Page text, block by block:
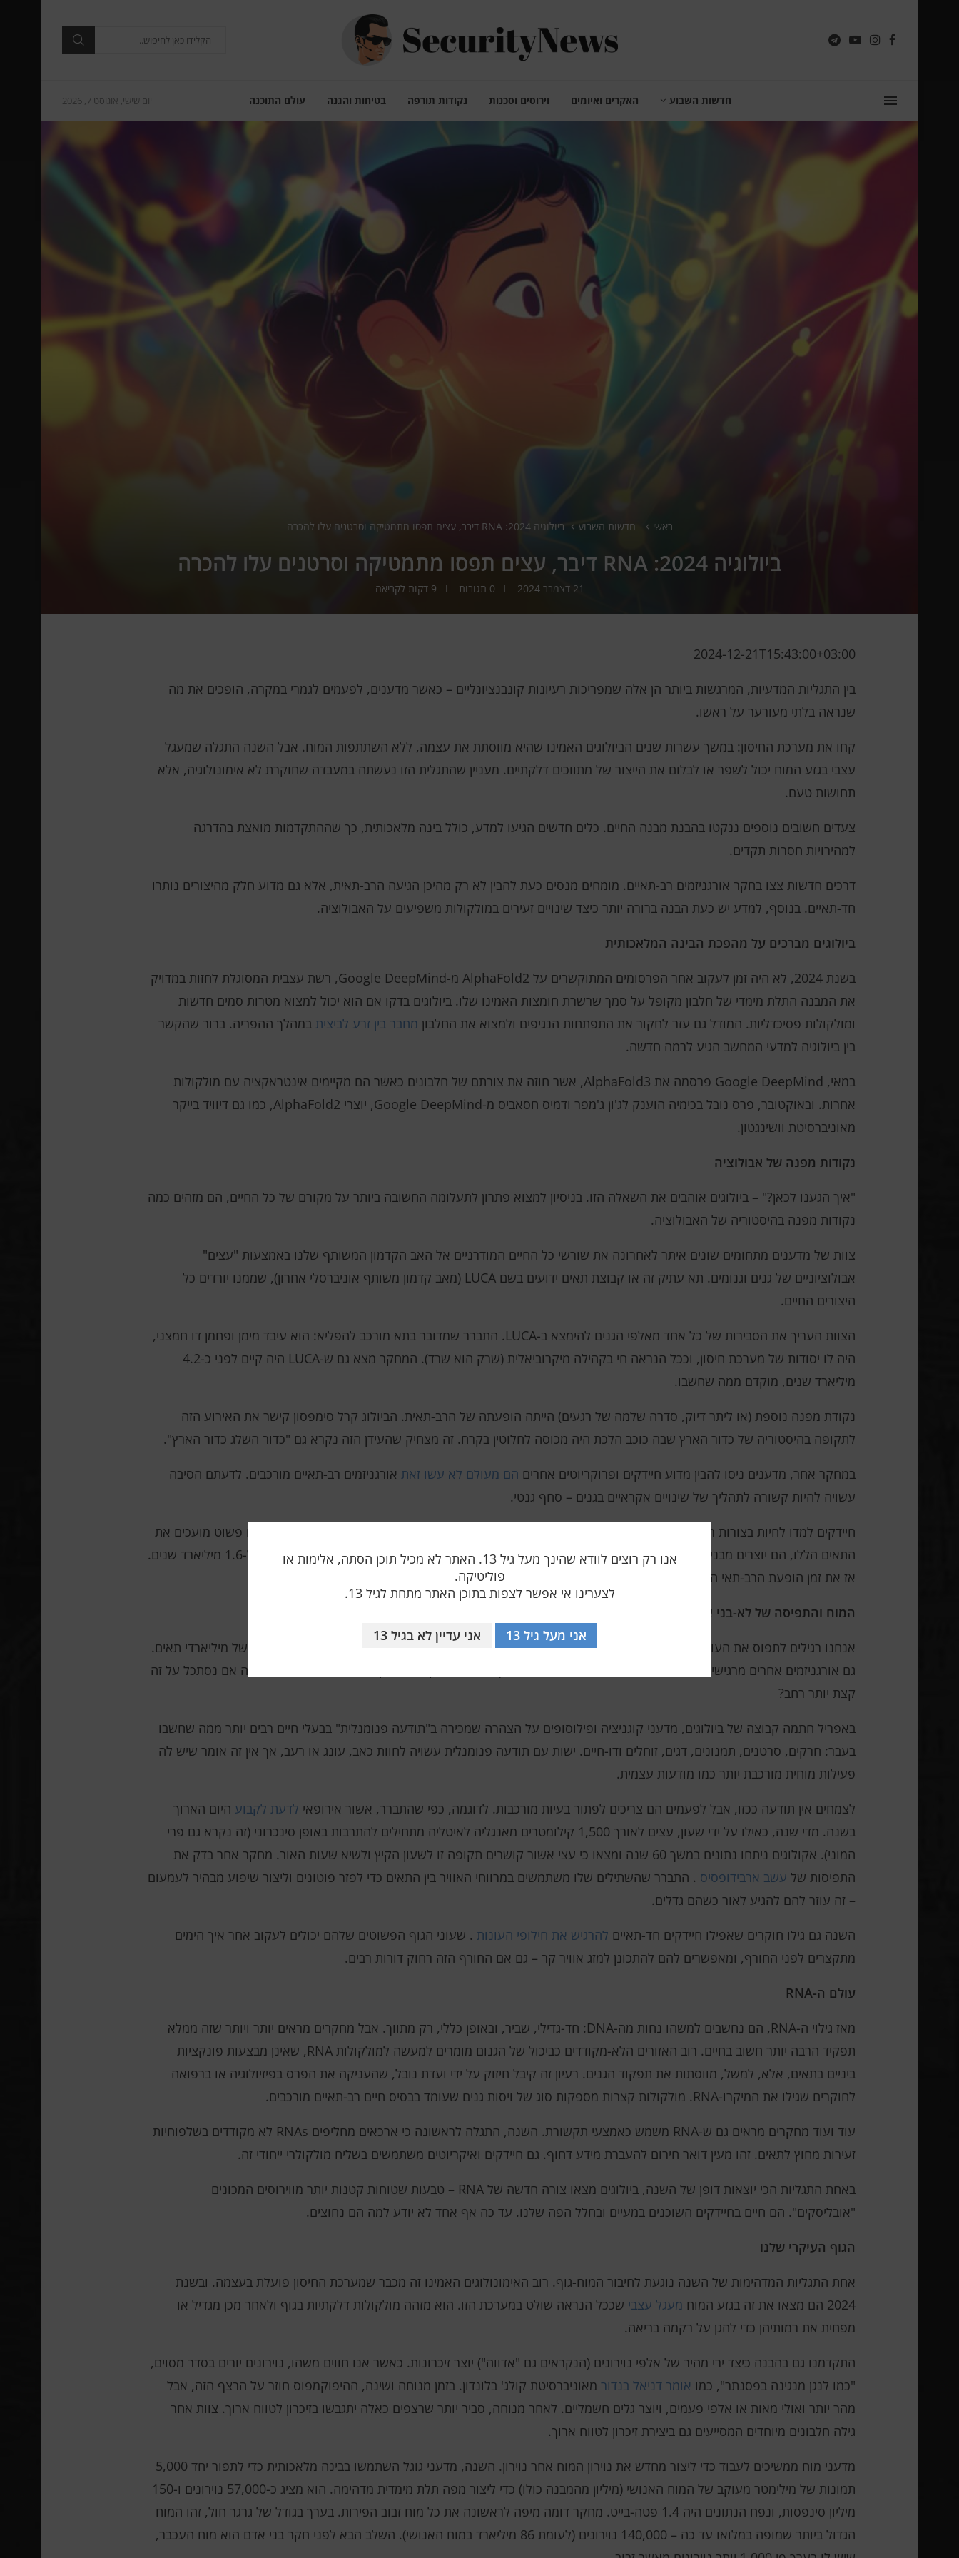
אנו רק רוצים לוודא שהינך מעל גיל 13. האתר לא מכיל תוכן הסתה, אלימות או
פוליטיקה.
לצערינו אי אפשר לצפות בתוכן האתר מתחת לגיל 13.
אני מעל גיל 13 אני עדיין לא בגיל 13
חדשות השבוע האקרים ואיומים וירוסים וסכנות נקודות תורפה בטיחות והגנה עולם התוכנה יום שישי, אוגוסט 7, 2026
ראשי חדשות השבוע ביולוגיה 2024: RNA דיבר, עצים תפסו מתמטיקה וסרטנים עלו להכרה
ביולוגיה 2024: RNA דיבר, עצים תפסו מתמטיקה וסרטנים עלו להכרה
21 דצמבר 2024 0 תגובות 9 דקות לקריאה
2024-12-21T15:43:00+03:00
בין התגליות המדעיות, המרגשות ביותר הן אלה שמפריכות רעיונות קונבנציונליים – כאשר מדענים, לפעמים לגמרי במקרה, הופכים את מה
שנראה בלתי מעורער על ראשו.
קחו את מערכת החיסון: במשך עשרות שנים הביולוגים האמינו שהיא מווסתת את עצמה, ללא השתתפות המוח. אבל השנה התגלה שמעגל
עצבי בגזע המוח יכול לשפר או לבלום את הייצור של מתווכים דלקתיים. מעניין שהתגלית הזו נעשתה במעבדה שחוקרת לא אימונולוגיה, אלא
תחושות טעם.
צעדים חשובים נוספים ננקטו בהבנת מבנה החיים. כלים חדשים הגיעו למדע, כולל בינה מלאכותית, כך שההתקדמות מואצת בהדרגה
למהירויות חסרות תקדים.
דרכים חדשות צצו בחקר אורגניזמים רב-תאיים. מומחים מנסים כעת להבין לא רק מהיכן הגיעה הרב-תאית, אלא גם מדוע חלק מהיצורים נותרו
חד-תאיים. בנוסף, למדע יש כעת הבנה ברורה יותר כיצד שינויים זעירים במולקולות משפיעים על האבולוציה.
ביולוגים מברכים על מהפכת הבינה המלאכותית
בשנת 2024, לא היה זמן לעקוב אחר הפרסומים המתוקשרים על AlphaFold2 מ-Google DeepMind, רשת עצבית המסוגלת לחזות במדויק
את המבנה התלת מימדי של חלבון מקופל על סמך שרשרת חומצות האמינו שלו. ביולוגים בדקו אם הוא יכול למצוא מטרות סמים חדשות
ומולקולות פסיכדליות. המודל גם עזר לחקור את התפתחות הנגיפים ולמצוא את החלבון מחבר בין זרע לביצית במהלך ההפריה. ברור שהקשר
בין ביולוגיה למדעי המחשב הגיע לרמה חדשה.
במאי, Google DeepMind פרסמה את AlphaFold3, אשר חוזה את צורתם של חלבונים כאשר הם מקיימים אינטראקציה עם מולקולות
אחרות. ובאוקטובר, פרס נובל בכימיה הוענק לג'ון ג'מפר ודמיס חסאביס מ-Google DeepMind, יוצרי AlphaFold2, כמו גם דיוויד בייקר
מאוניברסיטת וושינגטון.
נקודות מפנה של אבולוציה
"איך הגענו לכאן?" – ביולוגים אוהבים את השאלה הזו. בניסיון למצוא פתרון לתעלומה החשובה ביותר על מקורם של כל החיים, הם מזהים כמה
נקודות מפנה בהיסטוריה של האבולוציה.
צוות של מדענים מתחומים שונים איתר לאחרונה את שורשי כל החיים המודרניים אל האב הקדמון המשותף שלנו באמצעות "עצים"
אבולוציוניים של גנים וגנומים. תא עתיק זה או קבוצת תאים ידועים בשם LUCA (מאב קדמון משותף אוניברסלי אחרון), שממנו יורדים כל
היצורים החיים.
הצוות העריך את הסבירות של כל אחד מאלפי הגנים להימצא ב-LUCA. התברר שמדובר בתא מורכב להפליא: הוא עיבד מימן ופחמן דו חמצני,
היה לו יסודות של מערכת חיסון, וככל הנראה חי בקהילה מיקרוביאלית (שרק הוא שרד). המחקר מצא גם ש-LUCA היה קיים לפני כ-4.2
מיליארד שנים, מוקדם ממה שחשבו.
נקודת מפנה נוספת (או ליתר דיוק, סדרה שלמה של רגעים) הייתה הופעתה של הרב-תאית. הביולוג קרל סימפסון קישר את האירוע הזה
לתקופה בהיסטוריה של כדור הארץ שבה כוכב הלכת היה מכוסה לחלוטין בקרח. זה מצחיק שהעידן הזה נקרא גם "כדור השלג כדור הארץ".
במחקר אחר, מדענים ניסו להבין מדוע חיידקים ופרוקריוטים אחרים הם מעולם לא עשו זאת אורגניזמים רב-תאיים מורכבים. לדעתם הסיבה
עשויה להיות קשורה לתהליך של שינויים אקראיים בגנים – סחף גנטי.
חיידקים למדו לחיות בצורות רב-תאיות פשוטות, כמו במושבות, אבל זה מעולם לא נראה בארכאה – עד השנה התגלה שאם פשוט מועכים את
התאים הללו, הם יוצרים מבנים דמויי רקמה רב-תאית. ובסין, מדענים מצאו מאובנים של אוקריוטים רב-תאיים המתוארכים ל-1.6 מיליארד שנים.
אז את זמן הופעת הרב-תאי האיקריוטי היה צריך להזיז אחורה עד לפני 600 מיליון שנה.
המוח והתפיסה של לא-בני אדם
אנחנו רגילים לתפוס את העולם בצורה מסוימת: אנחנו רואים בעיניים, שומעים באוזניים וחושבים עם איבר מורכב להפליא של מיליארדי תאים.
גם אורגניזמים אחרים מרגישים, תופסים ומגיבים לעולם הסובב אותם, אך יכול להיות קשה לדמיין את החוויה שלהם. אבל מה אם נסתכל על זה
קצת יותר רחב?
באפריל חתמה קבוצה של ביולוגים, מדעני קוגניציה ופילוסופים על הצהרה שמכירה ב"תודעה פנומנלית" בבעלי חיים רבים יותר ממה שחשבו
בעבר: חרקים, סרטנים, תמנונים, דגים, זוחלים ודו-חיים. ישות עם תודעה פנומנלית עשויה לחוות כאב, עונג או רעב, אך אין זה אומר שיש לה
פעילות מוחית מורכבת יותר כמו מודעות עצמית.
לצמחים אין תודעה ככזו, אבל לפעמים הם צריכים לפתור בעיות מורכבות. לדוגמה, כפי שהתברר, אשור אירופאי לדעת לקבוע היום הארוך
בשנה. מדי שנה, כאילו על ידי שעון, עצים לאורך 1,500 קילומטרים מאנגליה לאיטליה מתחילים להתרבות באופן סינכרוני (זה נקרא גם פרי
המוני). אקולוגים ניתחו נתונים במשך 60 שנה ומצאו כי עצי אשור קושרים תקופה זו לשעון הקיץ ולשיא שעות האור. מחקר אחר בדק את
התפיסות של עשב ארבידופסיס . התברר שהשתילים שלו משתמשים במרווחי האוויר בין התאים כדי לפזר פוטונים וליצור שיפוע מבהיר לעמעום
– זה עוזר להם להגיע לאור כשהם גדלים.
השנה גם גילו חוקרים שאפילו חיידקים חד-תאיים להרגיש את חילופי העונות . שעוני הגוף הפשוטים שלהם יכולים לעקוב אחר איך הימים
מתקצרים לפני החורף, ומאפשרים להם להתכונן למזג אוויר קר – גם אם החורף הזה רחוק דורות רבים.
עולם ה-RNA
מאז גילוי ה-RNA, הם נחשבים למשהו נחות מה-DNA: חד-גדילי, שביר, ובאופן כללי, רק מתווך. אבל מחקרים מראים יותר ויותר שזה ממלא
תפקיד הרבה יותר חשוב בחיים. רוב האזורים הלא-מקודדים כביכול של הגנום מומרים למעשה למולקולות RNA, שאינן מבצעות פונקציות
ביניים בתאים, אלא, למשל, מווסתות את תפקוד הגנים. רעיון זה קיבל חיזוק על ידי ועדת נובל, שהעניקה את הפרס בפיזיולוגיה או ברפואה
לחוקרים שגילו את המיקרו-RNA. מולקולות קצרות מספקות סוג של ויסות גנים שעומד בבסיס חיים רב-תאיים מורכבים.
עוד ועוד מחקרים מראים גם ש-RNA משמש כאמצעי תקשורת. השנה, התגלה לראשונה כי ארכאים מחליפים RNAs לא מקודדים בשלפוחיות
זעירות מחוץ לתאים. זהו מעין דואר חירום להעברת מידע דחוף. גם חיידקים ואיקריוטים משתמשים בשליח מולקולרי ייחודי זה.
באחת התגליות הכי יוצאות דופן של השנה, ביולוגים מצאו צורה חדשה של RNA – טבעות שטוחות קטנות יותר מווירוסים המכונים
"אובליסקים". הם חיים בחיידקים השוכנים במעיים ובחלל הפה שלנו. עד כה אף אחד לא יודע למה הם נחוצים.
הגוף העיקרי שלנו
אחת התגליות המדהימות של השנה נוגעת לחיבור המוח-גוף. רוב האימונולוגים האמינו זה מכבר שמערכת החיסון פועלת בעצמה. ובשנת
2024 הם מצאו את זה בגזע המוח
מעגל עצבי שככל הנראה שולט במערכת הזו. הוא מזהה מולקולות דלקתיות בגוף ולאחר מכן מגדיל או
מפחית את רמותיהן כדי להגן על רקמה בריאה.
התקדמנו גם בהבנה כיצד ירי מהיר של אלפי נוירונים (הנקראים גם "אדווה") יוצר זיכרונות. כאשר אנו חווים משהו, נוירונים יורים בסדר מסוים,
"כמו לנגן מנגינה בפסנתר", כמו אומר דניאל בנדור מאוניברסיטת קולג' בלונדון. בזמן מנוחה ושינה, ההיפוקמפוס חוזר על הרצף הזה, אבל
מהר יותר ואולי מאות או אלפי פעמים, ויוצר גלים חשמליים. לאחר מנוחה, סביר יותר שרצפים כאלה יתגבשו בזיכרון לטווח ארוך. צוות אחר
גילה חלבונים מיוחדים המסייעים גם ביצירת זיכרון לטווח ארוך.
מדעני מוח ממשיכים לעבוד כדי ליצור מחדש את נוירון המוח אחר נוירון. השנה, מדעני גוגל השתמשו בבינה מלאכותית כדי לתפור יחד 5,000
תמונות של מילימטר מעוקב של המוח האנושי (מיליון מהמבנה כולו) כדי ליצור מפה תלת מימדית מדהימה. הוא מציג כ-57,000 נוירונים ו-150
מיליון סינפסות, ונפח הנתונים היה 1.4 פטה-בייט. מחקר דומה מיפה לראשונה את כל מוח זבוב הפירות. בערך בגודל של גרגר חול, זהו המוח
הגדול ביותר שמופה במלואו עד כה – 140,000 נוירונים (לעומת 86 מיליארד במוח האנושי). השלב הבא לפני חקר בני אדם הוא מוח העכבר,